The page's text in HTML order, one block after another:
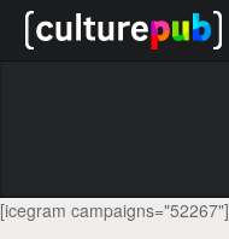
[icegram campaigns="52267"]